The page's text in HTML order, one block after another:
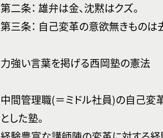
第二条： 雄弁は金、沈黙はクズ。
第三条： 自己変革の意欲無きものは
力強い言葉を掲げる西岡塾の憲法
中間管理職(＝ミドル社員)の自己変
とした塾。